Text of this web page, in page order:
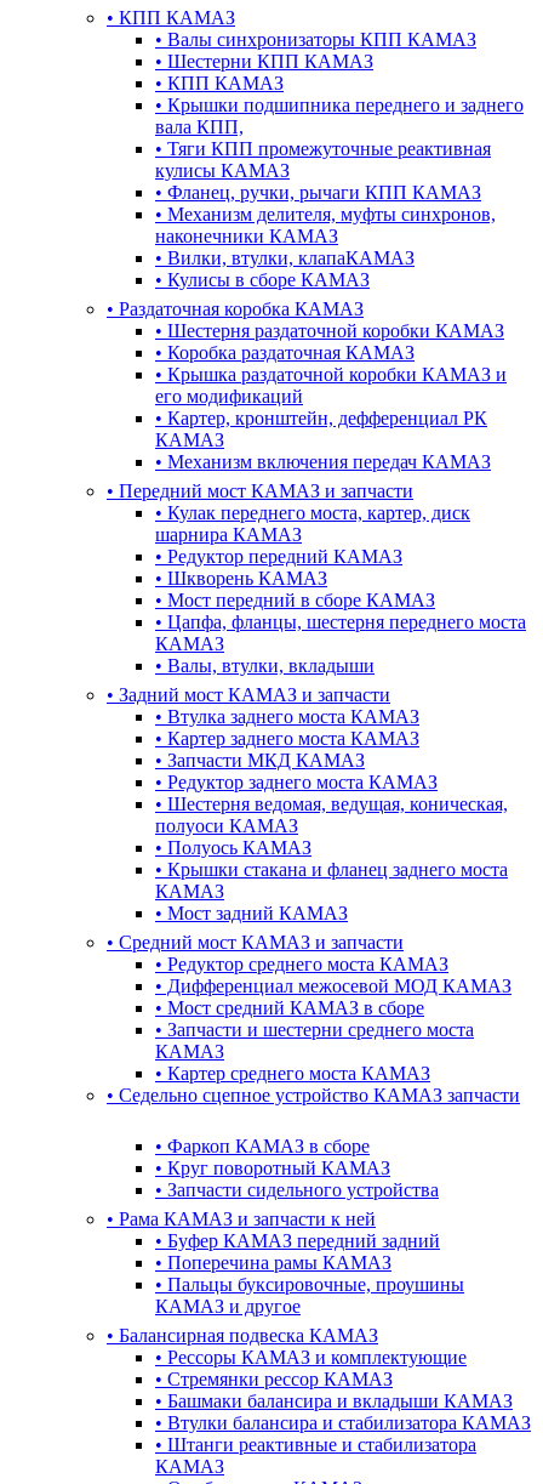
• КПП КАМАЗ
• Валы синхронизаторы КПП КАМАЗ
• Шестерни КПП КАМАЗ
• КПП КАМАЗ
• Крышки подшипника переднего и заднего
вала КПП,
• Тяги КПП промежуточные реактивная
кулисы КАМАЗ
• Фланец, ручки, рычаги КПП КАМАЗ
• Механизм делителя, муфты синхронов,
наконечники КАМАЗ
• Вилки, втулки, клапаКАМАЗ
• Кулисы в сборе КАМАЗ
• Раздаточная коробка КАМАЗ
• Шестерня раздаточной коробки КАМАЗ
• Коробка раздаточная КАМАЗ
• Крышка раздаточной коробки КАМАЗ и
его модификаций
• Картер, кронштейн, дефференциал РК
КАМАЗ
• Механизм включения передач КАМАЗ
• Передний мост КАМАЗ и запчасти
• Кулак переднего моста, картер, диск
шарнира КАМАЗ
• Редуктор передний КАМАЗ
• Шкворень КАМАЗ
• Мост передний в сборе КАМАЗ
• Цапфа, фланцы, шестерня переднего моста
КАМАЗ
• Валы, втулки, вкладыши
• Задний мост КАМАЗ и запчасти
• Втулка заднего моста КАМАЗ
• Картер заднего моста КАМАЗ
• Запчасти МКД КАМАЗ
• Редуктор заднего моста КАМАЗ
• Шестерня ведомая, ведущая, коническая,
полуоси КАМАЗ
• Полуось КАМАЗ
• Крышки стакана и фланец заднего моста
КАМАЗ
• Мост задний КАМАЗ
• Cредний мост КАМАЗ и запчасти
• Редуктор среднего моста КАМАЗ
• Дифференциал межосевой МОД КАМАЗ
• Мост средний КАМАЗ в сборе
• Запчасти и шестерни среднего моста
КАМАЗ
• Картер среднего моста КАМАЗ
• Седельно сцепное устройство КАМАЗ запчасти
• Фаркоп КАМАЗ в сборе
• Круг поворотный КАМАЗ
• Запчасти сидельного устройства
• Рама КАМАЗ и запчасти к ней
• Буфер КАМАЗ передний задний
• Поперечина рамы КАМАЗ
• Пальцы буксировочные, проушины
КАМАЗ и другое
• Балансирная подвеска КАМАЗ
• Рессоры КАМАЗ и комплектующие
• Стремянки рессор КАМАЗ
• Башмаки балансира и вкладыши КАМАЗ
• Втулки балансира и стабилизатора КАМАЗ
• Штанги реактивные и стабилизатора
КАМАЗ